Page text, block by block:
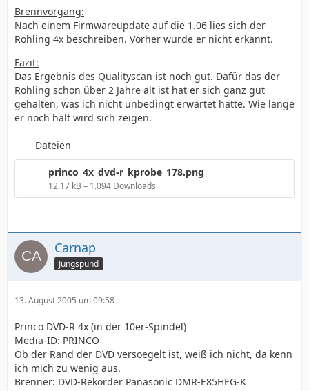
Brennvorgang:
Nach einem Firmwareupdate auf die 1.06 lies sich der
Rohling 4x beschreiben. Vorher wurde er nicht erkannt.
Fazit:
Das Ergebnis des Qualityscan ist noch gut. Dafür das der
Rohling schon über 2 Jahre alt ist hat er sich ganz gut
gehalten, was ich nicht unbedingt erwartet hatte. Wie lange
er noch hält wird sich zeigen.
Dateien
princo_4x_dvd-r_kprobe_178.png
12,17 kB – 1.094 Downloads
Carnap
Jungspund
13. August 2005 um 09:58
Princo DVD-R 4x (in der 10er-Spindel)
Media-ID: PRINCO
Ob der Rand der DVD versoegelt ist, weiß ich nicht, da kenn
ich mich zu wenig aus.
Brenner: DVD-Rekorder Panasonic DMR-E85HEG-K